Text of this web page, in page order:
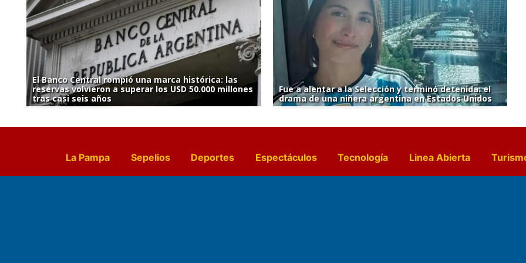
El Banco Central rompió una marca histórica: las
reservas volvieron a superar los USD 50.000 millones
tras casi seis años
Fue a alentar a la Selección y terminó detenida: el
drama de una niñera argentina en Estados Unidos
La Pampa Sepelios Deportes Espectáculos Tecnología Linea Abierta